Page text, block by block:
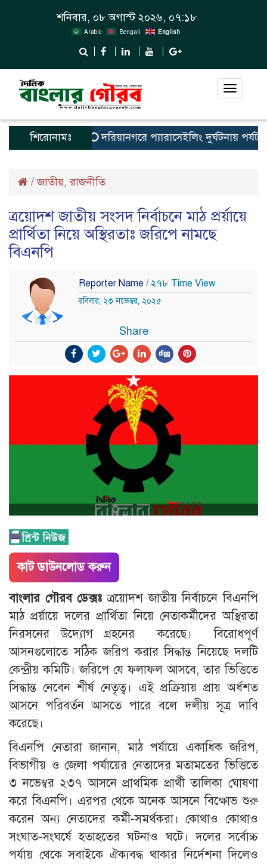
শনিবার, ০৮ অগাস্ট ২০২৬, ০৭:১৮
Arabic Bengali English
Toggle
শিরোনামঃদরিয়ানগরে প্যারাসেইলিং দুর্ঘটনায় পর্যটক
/জাতীয়,রাজনীতি
ত্রয়োদশ জাতীয় সংসদ নির্বাচনে মাঠ প্রর্য়ায়ে
প্রার্থিতা নিয়ে অস্থিরতাঃ জরিপে নামছে
বিএনপি
Reporter Name / ২৭৮ Time View
রবিবার, ২৩ নভেম্বর, ২০২৫
Share
কাট ডাউনলোড করুন
বাংলার গৌরব ডেক্সঃ ত্রয়োদশ জাতীয় নির্বাচনে বিএনপি
মাঠ প্রর্য়ায়ে দলের প্রার্থিতা নিয়ে নেতাকর্মীদের অস্থিরতা
নিরসনের উদ্যোগ গ্রহনের করেছে। বিরোধপূর্ণ
আসনগুলোতে সঠিক জরিপ করার সিদ্ধান্ত নিয়েছে দলটি
কেন্দ্রীয় কমিটি। জরিপে যে ফলাফল আসবে, তার ভিত্তিতে
সিদ্ধান্ত নেবেন শীর্ষ নেতৃত্ব। এই প্রক্রিয়ায় প্রায় অর্ধশত
আসনে পরিবর্তন আসতে পারে বলে দলীয় সূত্র দাবি
করেছে।
বিএনপি নেতারা জানান, মাঠ পর্যায়ে একাধিক জরিপ,
বিভাগীয় ও জেলা পর্যায়ের নেতাদের মতামতের ভিত্তিতে
৩ নভেম্বর ২৩৭ আসনে প্রাথমিক প্রার্থী তালিকা ঘোষণা
করে বিএনপি। এরপর থেকে অনেক আসনে বিক্ষোভ শুরু
করেন অন্য নেতাদের কর্মী-সমর্থকরা। কোথাও কোথাও
সংঘাত-সংঘর্ষে হতাহতের ঘটনাও ঘটে। দলের সর্বোচ্চ
পর্যায় থেকে সবাইকে ঐক্যবদ্ধ থাকার নির্দেশনা দিলেও